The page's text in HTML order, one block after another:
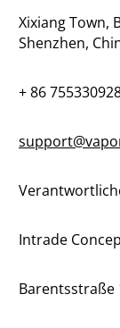
Xixiang Town,
Shenzhen,
+ 86
Intrade
Barentsstraße